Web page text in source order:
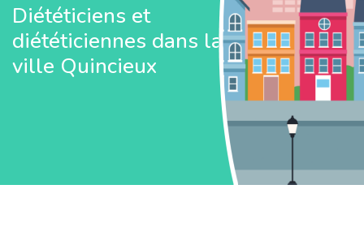
Diététiciens et
diététiciennes dans la
ville Quincieux